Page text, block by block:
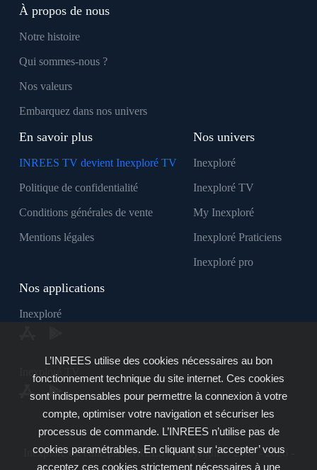
À propos de nous
Notre histoire
Qui sommes-nous ?
Nos valeurs
Embarquez dans nos univers
En savoir plus
INREES TV devient Inexploré TV
Politique de confidentialité
Conditions générales de vente
Mentions légales
Nos univers
Inexploré
Inexploré TV
My Inexploré
Inexploré Praticiens
Inexploré pro
Nos applications
Inexploré
Inexploré TV
Inexploré est édité par INREES - Copyright © 2007 - 2026 -
L’INREES utilise des cookies nécessaires au bon
fonctionnement technique du site internet. Ces cookies
sont indispensables pour permettre la connexion à votre
compte, optimiser votre navigation et sécuriser les
processus de commande. L’INREES n’utilise pas de
cookies paramétrables. En cliquant sur ‘accepter’ vous
acceptez ces cookies strictement nécessaires à une